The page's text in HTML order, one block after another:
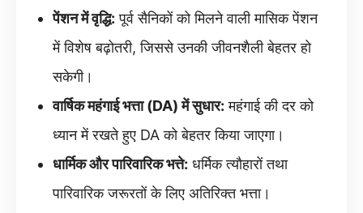
पेंशन में वृद्धि: पूर्व सैनिकों को मिलने वाली मासिक पेंशन
में विशेष बढ़ोतरी, जिससे उनकी जीवनशैली बेहतर हो
सकेगी।
वार्षिक महंगाई भत्ता (DA) में सुधार: महंगाई की दर को
ध्यान में रखते हुए DA को बेहतर किया जाएगा।
धार्मिक और पारिवारिक भत्ते: धर्मिक त्यौहारों तथा
पारिवारिक जरूरतों के लिए अतिरिक्त भत्ता।